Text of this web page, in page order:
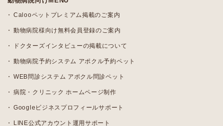
Calooペットプレミアム掲載のご案内
動物病院様向け無料会員登録のご案内
ドクターズインタビューの掲載について
動物病院予約システム アポクル予約ペット
WEB問診システム アポクル問診ペット
病院・クリニック ホームページ制作
Googleビジネスプロフィールサポート
LINE公式アカウント運用サポート